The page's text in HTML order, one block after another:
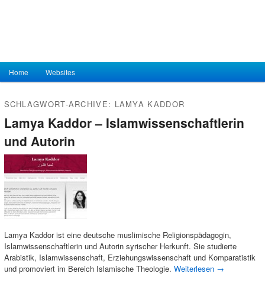
Hauptmenü
Zum Inhalt wechseln
Zum sekundären Inhalt wechseln
Home Websites
SCHLAGWORT-ARCHIVE: LAMYA KADDOR
Lamya Kaddor – Islamwissenschaftlerin
und Autorin
Lamya Kaddor ist eine deutsche muslimische Religionspädagogin,
Islamwissenschaftlerin und Autorin syrischer Herkunft. Sie studierte
Arabistik, Islamwissenschaft, Erziehungswissenschaft und Komparatistik
und promoviert im Bereich Islamische Theologie. Weiterlesen →